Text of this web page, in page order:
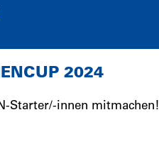
2024
Starter/-innen mitmachen!